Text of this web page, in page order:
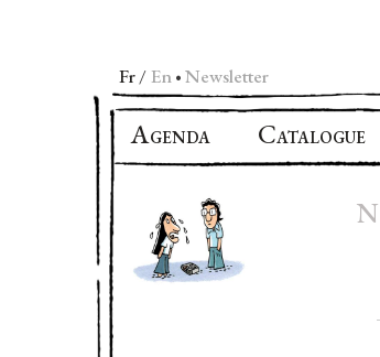
Fr En•Newsletter
AGENDA CATALOGUE
N